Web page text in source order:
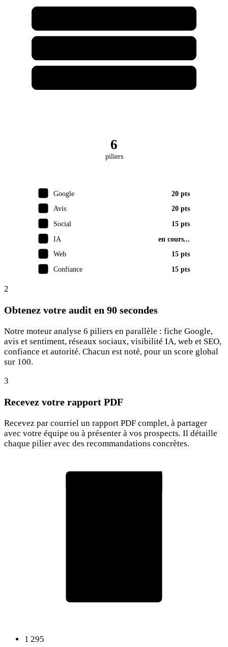
6
piliers
Google
20 pts
Avis
20 pts
Social
15 pts
IA en cours...
Web
15 pts
Confiance
15 pts
2
Obtenez votre audit en 90 secondes
Notre moteur analyse 6 piliers en parallèle : fiche Google,
avis et sentiment, réseaux sociaux, visibilité IA, web et SEO,
confiance et autorité. Chacun est noté, pour un score global
sur 100.
3
Recevez votre rapport PDF
Recevez par courriel un rapport PDF complet, à partager
avec votre équipe ou à présenter à vos prospects. Il détaille
chaque pilier avec des recommandations concrètes.
1 295